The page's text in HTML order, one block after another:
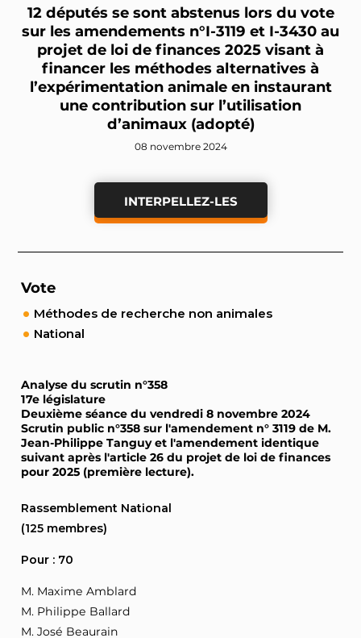
12 députés se sont abstenus lors du vote
sur les amendements n°I-3119 et I-3430 au
projet de loi de finances 2025 visant à
financer les méthodes alternatives à
l’expérimentation animale en instaurant
une contribution sur l’utilisation
d’animaux (adopté)
08 novembre 2024
INTERPELLEZ-LES
Vote
Méthodes de recherche non animales
National
Analyse du scrutin n°358
17e législature
Deuxième séance du vendredi 8 novembre 2024
Scrutin public n°358 sur l'amendement n° 3119 de M.
Jean-Philippe Tanguy et l'amendement identique
suivant après l'article 26 du projet de loi de finances
pour 2025 (première lecture).
Rassemblement National
(125 membres)
Pour : 70
M. Maxime Amblard
M. Philippe Ballard
M. José Beaurain